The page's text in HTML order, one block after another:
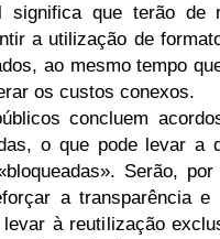
significa que terão de
a utilização de
ao mesmo tempo
os custos conexos.
concluem
o que pode levar a
Serão,
a transparência
à reutilização